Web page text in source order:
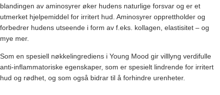
blandingen av aminosyrer øker hudens naturlige forsvar og er et
utmerket hjelpemiddel for irritert hud. Aminosyrer opprettholder og
forbedrer hudens utseende i form av f.eks. kollagen, elastisitet – og
mye mer.
Som en spesiell nøkkelingrediens i Young Mood gir villlyng verdifulle
anti-inflammatoriske egenskaper, som er spesielt lindrende for irritert
hud og rødhet, og som også bidrar til å forhindre urenheter.